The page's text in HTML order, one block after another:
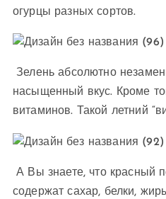
огурцы разных сортов.
Зелень абсолютно
насыщенный вкус. Кроме
витаминов. Такой летний
А Вы знаете, что красный
содержат сахар, белки,